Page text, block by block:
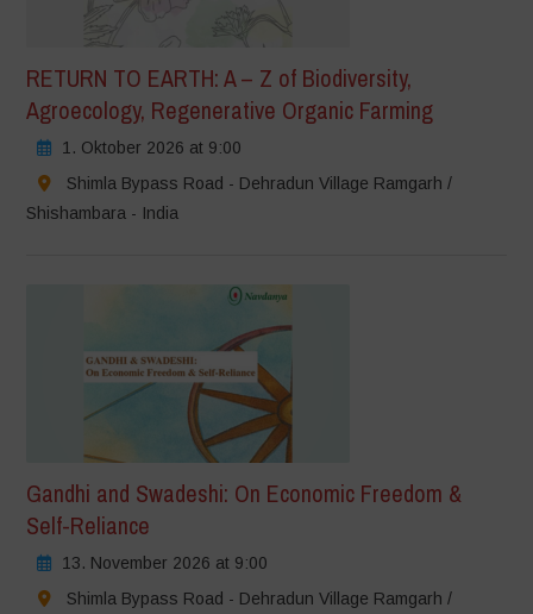
RETURN TO EARTH: A – Z of Biodiversity,
Agroecology, Regenerative Organic Farming
1. Oktober 2026 at 9:00
Shimla Bypass Road - Dehradun Village Ramgarh /
Shishambara - India
Gandhi and Swadeshi: On Economic Freedom &
Self-Reliance
13. November 2026 at 9:00
Shimla Bypass Road - Dehradun Village Ramgarh /